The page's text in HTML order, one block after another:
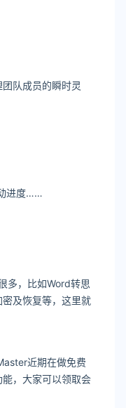
队成员的瞬时灵
进度……
多，比如Word转思
及恢复等，这里就
近期在做免费
，大家可以领取会